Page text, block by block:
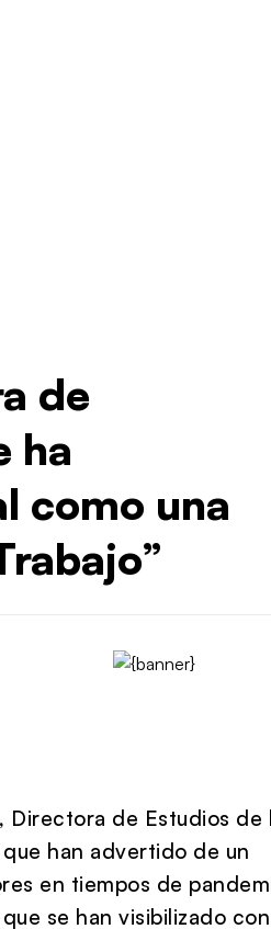
de
ha
como una
Directora de Estudios de
han advertido de un
en tiempos de
se han visibilizado